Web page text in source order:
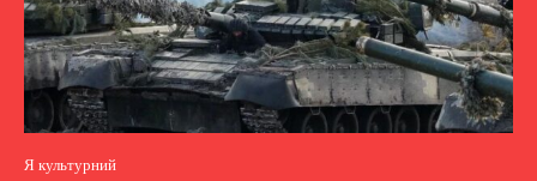
Я культурний